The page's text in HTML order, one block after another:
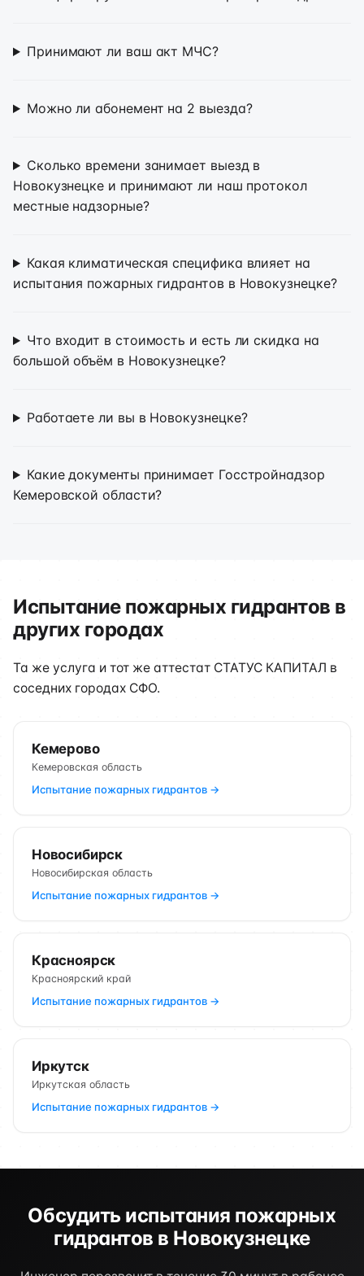
Принимают ли ваш акт МЧС?
Можно ли абонемент на 2 выезда?
Сколько времени занимает выезд в
Новокузнецке и принимают ли наш протокол
местные надзорные?
Какая климатическая специфика влияет на
испытания пожарных гидрантов в Новокузнецке?
Что входит в стоимость и есть ли скидка на
большой объём в Новокузнецке?
Работаете ли вы в Новокузнецке?
Какие документы принимает Госстройнадзор
Кемеровской области?
Испытание пожарных гидрантов в
других городах
Та же услуга и тот же аттестат СТАТУС КАПИТАЛ в
соседних городах СФО.
Кемерово
Кемеровская область
Испытание пожарных гидрантов →
Новосибирск
Новосибирская область
Испытание пожарных гидрантов →
Красноярск
Красноярский край
Испытание пожарных гидрантов →
Иркутск
Иркутская область
Испытание пожарных гидрантов →
Обсудить испытания пожарных
гидрантов в Новокузнецке